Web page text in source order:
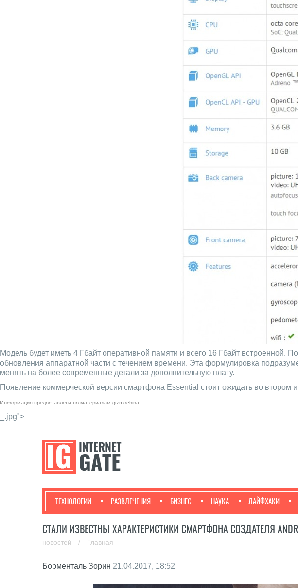
Модель будет иметь 4 Гбайт оперативной памяти и всего 16 Гбайт
обновления аппаратной части с течением времени. Эта формулировка
менять на более современные детали за дополнительную плату.
Появление коммерческой версии смартфона Essential стоит ожидать во втором
Информация предоставлена по материалам gizmochina
_.jpg">
ТЕХНОЛОГИИ РАЗВЛЕЧЕНИЯ БИЗНЕС НАУКА ЛАЙФХАКИ
СТАЛИ ИЗВЕСТНЫ ХАРАКТЕРИСТИКИ СМАРТФОНА СОЗДАТЕЛЯ
новостей
/ Главная
Борменталь Зорин 21.04.2017, 18:52